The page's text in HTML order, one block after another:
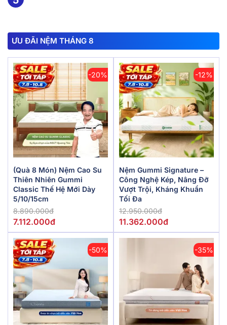
ƯU ĐÃI NỆM THÁNG 8
-20%
(Quà 8 Món) Nệm Cao Su
Thiên Nhiên Gummi
Classic Thế Hệ Mới Dày
5/10/15cm
8.890.000đ
7.112.000đ
-12%
Nệm Gummi Signature –
Công Nghệ Kép, Nâng Đỡ
Vượt Trội, Kháng Khuẩn
Tối Đa
12.950.000đ
11.362.000đ
-50% -35%